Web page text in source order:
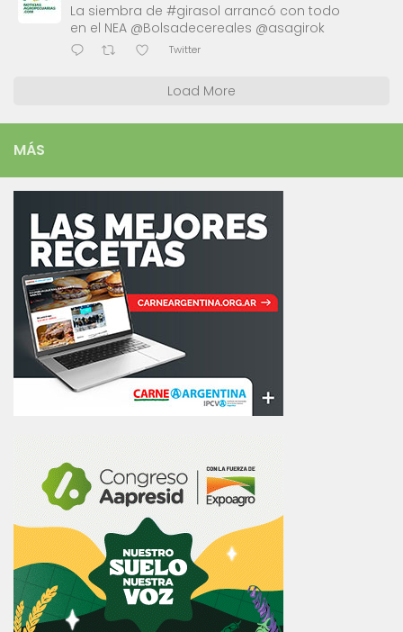
La siembra de #girasol arrancó con todo
en el NEA @Bolsadecereales @asagirok
Twitter
Load More
MÁS